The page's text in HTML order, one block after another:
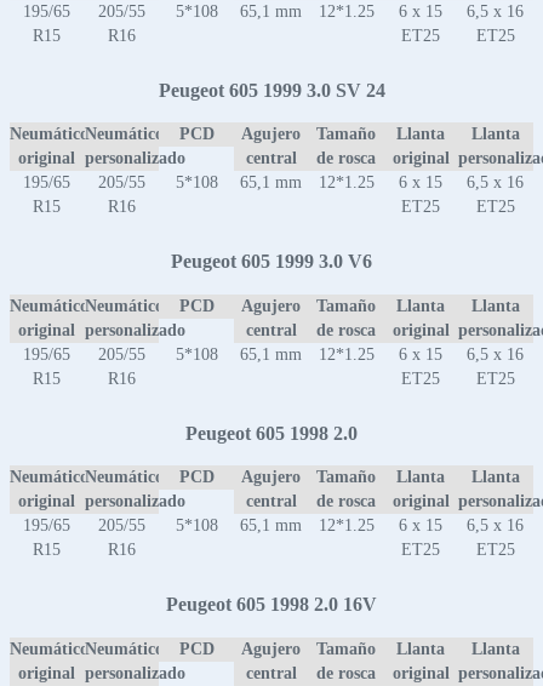
195/65
R15
205/55
R16
5*108 65,1 mm 12*1.25
6 x 15
ET25
6,5 x 16
ET25
Peugeot 605 1999 3.0 SV 24
Neumático
original
Neumático
personalizado
PCD
Agujero
central
Tamaño
de rosca
Llanta
original
Llanta
195/65
R15
205/55
R16
5*108 65,1 mm 12*1.25
6 x 15
ET25
6,5 x 16
ET25
Peugeot 605 1999 3.0 V6
Neumático
original
Neumático
personalizado
PCD
Agujero
central
Tamaño
de rosca
Llanta
original
Llanta
195/65
R15
205/55
R16
5*108 65,1 mm 12*1.25
6 x 15
ET25
6,5 x 16
ET25
Peugeot 605 1998 2.0
Neumático
original
Neumático
personalizado
PCD
Agujero
central
Tamaño
de rosca
Llanta
original
Llanta
195/65
R15
205/55
R16
5*108 65,1 mm 12*1.25
6 x 15
ET25
6,5 x 16
ET25
Peugeot 605 1998 2.0 16V
Neumático
original
Neumático
personalizado
PCD
Agujero
central
Tamaño
de rosca
Llanta
original
Llanta